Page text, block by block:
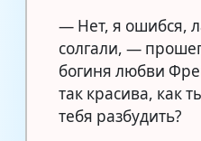
— Нет, я ошибся,
солгали, —
богиня любви
так красива, как
тебя разбудить?